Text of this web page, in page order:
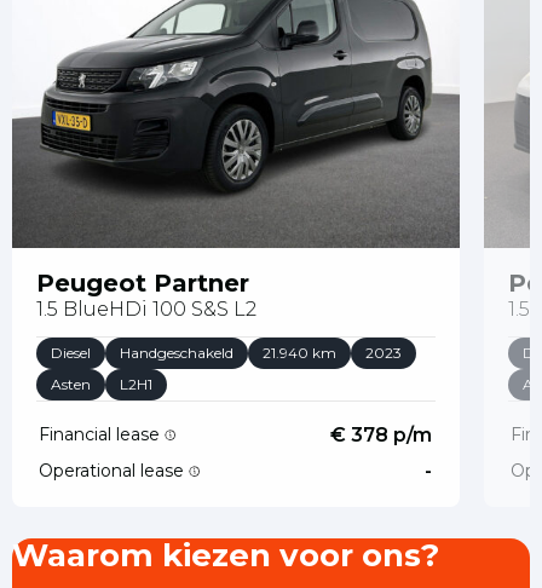
Peugeot Partner
1.5 BlueHDi 100 S&S L2
Diesel Handgeschakeld 21.940 km
2023
Asten
L2H1
Financial lease € 378 p/m
Operational lease -
Waarom kiezen voor ons?